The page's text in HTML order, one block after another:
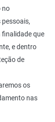
no
finalidade que
e dentro
de
os
nas